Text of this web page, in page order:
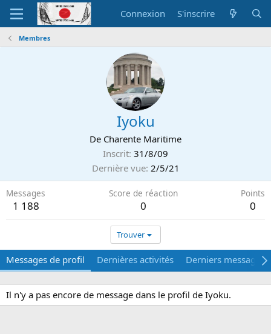
Connexion S'inscrire
Membres
Iyoku
De Charente Maritime
Inscrit 31/8/09
Dernière vue 2/5/21
Messages
1 188
Score de réaction
0
Points
0
Trouver
Messages de profil Dernières activités Derniers messages
Il n'y a pas encore de message dans le profil de Iyoku.